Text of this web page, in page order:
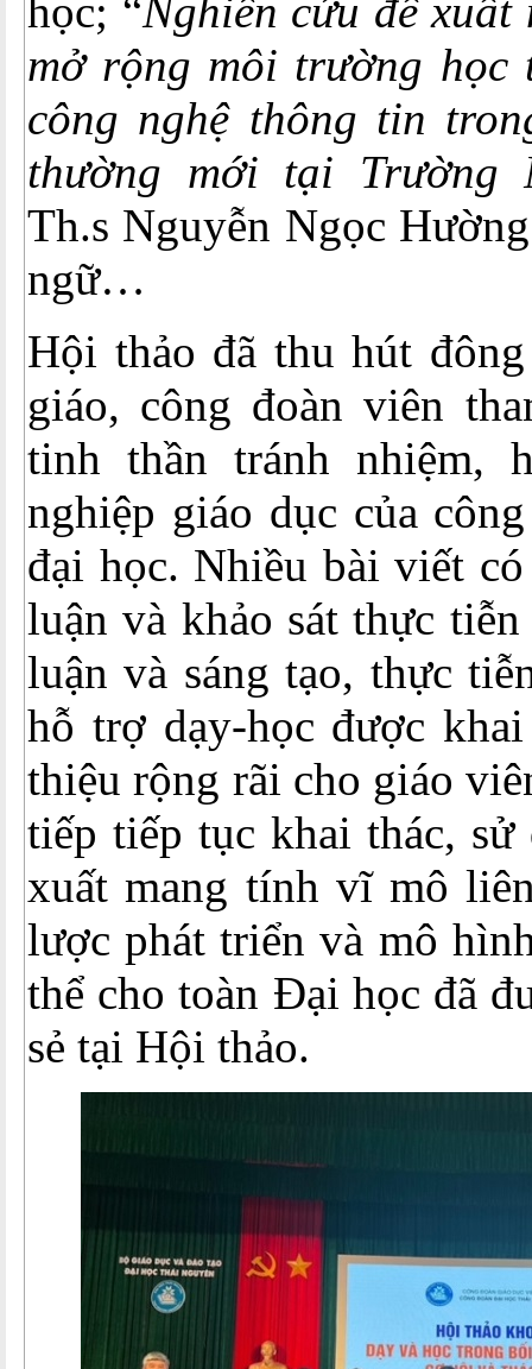
học; “Nghiên cứu đề
mở rộng môi trường học
công nghệ thông tin
thường mới tại Trường
Th.s Nguyễn Ngọc
ngữ…
Hội thảo đã thu hút
giáo, công đoàn viên
tinh thần tránh nhiệm,
nghiệp giáo dục của
đại học. Nhiều bài viết
luận và khảo sát thực
luận và sáng tạo, thực
hỗ trợ dạy-học được
thiệu rộng rãi cho giáo
tiếp tiếp tục khai thác,
xuất mang tính vĩ mô
lược phát triển và mô
thể cho toàn Đại học đã
sẻ tại Hội thảo.